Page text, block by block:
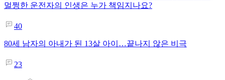
멀쩡한 운전자의 인생은 누가 책임지나요?
40
80세 남자의 아내가 된 13살 아이…끝나지 않은 비극
23